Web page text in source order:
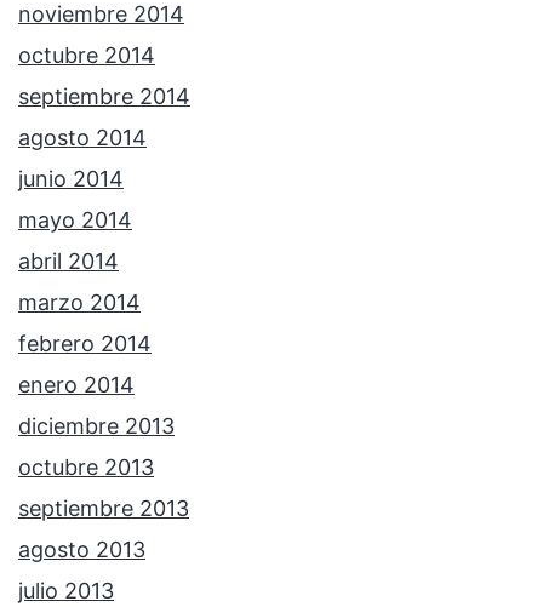
noviembre 2014
octubre 2014
septiembre 2014
agosto 2014
junio 2014
mayo 2014
abril 2014
marzo 2014
febrero 2014
enero 2014
diciembre 2013
octubre 2013
septiembre 2013
agosto 2013
julio 2013